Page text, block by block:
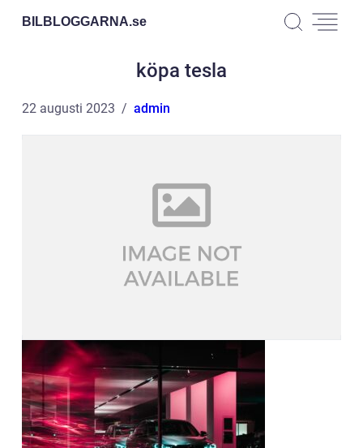
BILBLOGGARNA.se
köpa tesla
22 augusti 2023 admin